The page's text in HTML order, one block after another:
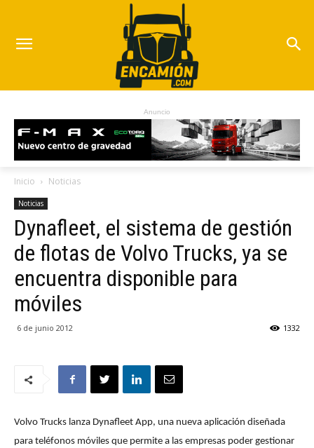
Anuncio
Inicio Noticias
Noticias
Dynafleet, el sistema de gestión
de flotas de Volvo Trucks, ya se
encuentra disponible para
móviles
6 de junio 2012 1332
Volvo Trucks lanza Dynafleet App, una nueva aplicación diseñada
para teléfonos móviles que permite a las empresas poder gestionar